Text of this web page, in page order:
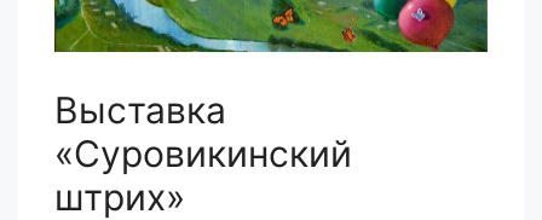
Выставка
«Суровикинский
штрих»